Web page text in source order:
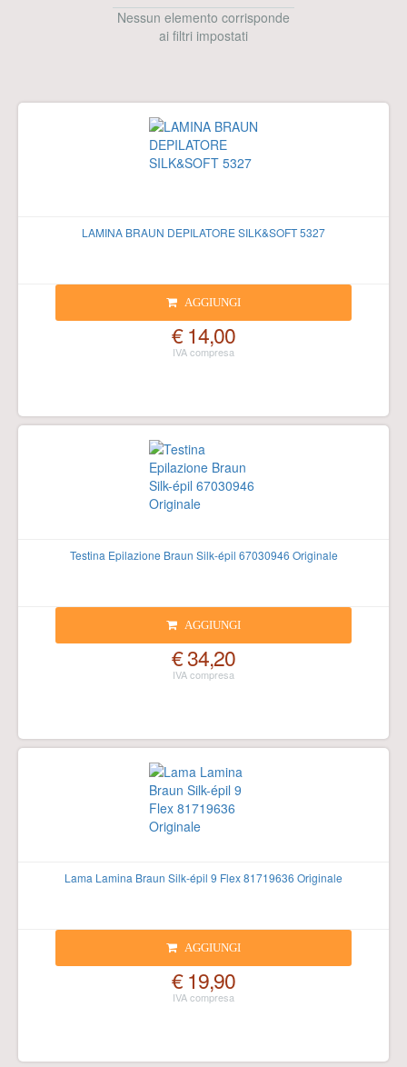
Nessun elemento corrisponde
ai filtri impostati
LAMINA BRAUN DEPILATORE SILK&SOFT 5327
AGGIUNGI
€ 14,00
Testina Epilazione Braun Silk-épil 67030946 Originale
AGGIUNGI
€ 34,20
Lama Lamina Braun Silk-épil 9 Flex 81719636 Originale
AGGIUNGI
€ 19,90